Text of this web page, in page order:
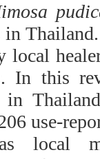
in Thailand
local
. In this
in
use-
local